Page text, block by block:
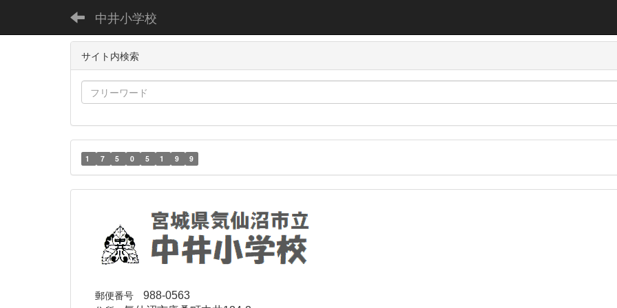
中井小学校
サイト内検索
1 7 5 0 5 1 9 9
郵便番号 988-0563